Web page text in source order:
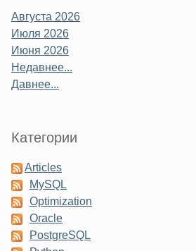
Августа 2026
Июля 2026
Июня 2026
Недавнее...
Давнее...
Категории
Articles
MySQL
Optimization
Oracle
PostgreSQL